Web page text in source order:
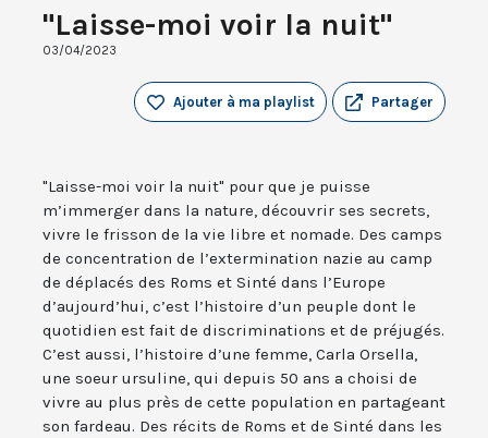
"Laisse-moi voir la nuit"
03/04/2023
Partager
Ajouter à ma playlist
"Laisse-moi voir la nuit" pour que je puisse
m’immerger dans la nature, découvrir ses secrets,
vivre le frisson de la vie libre et nomade. Des camps
de concentration de l’extermination nazie au camp
de déplacés des Roms et Sinté dans l’Europe
d’aujourd’hui, c’est l’histoire d’un peuple dont le
quotidien est fait de discriminations et de préjugés.
C’est aussi, l’histoire d’une femme, Carla Orsella,
une soeur ursuline, qui depuis 50 ans a choisi de
vivre au plus près de cette population en partageant
son fardeau. Des récits de Roms et de Sinté dans les